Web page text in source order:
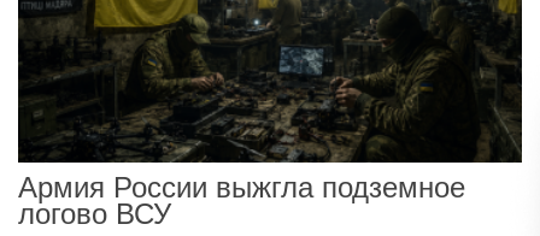
Армия России выжгла подземное
логово ВСУ